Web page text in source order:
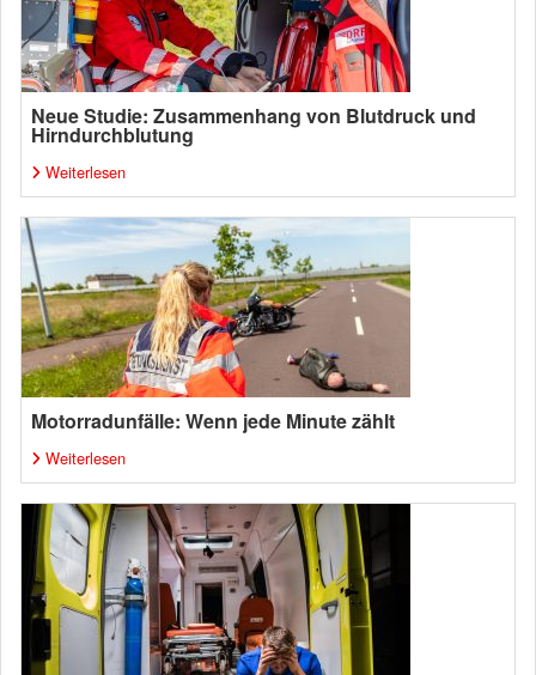
Neue Studie: Zusammenhang von Blutdruck und
Hirndurchblutung
Weiterlesen
Motorradunfälle: Wenn jede Minute zählt
Weiterlesen